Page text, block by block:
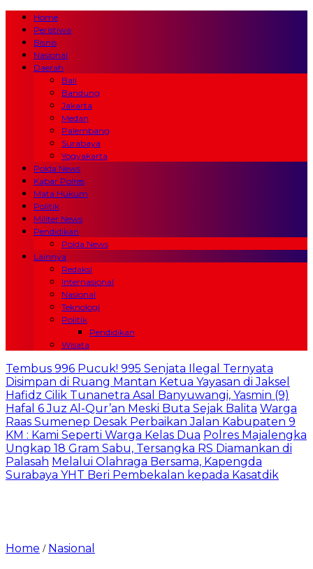
Home
Peristiwa
Bisnis
Nasional
Daerah
Bali
Bandung
Jakarta
Medan
Palembang
Surabaya
Yogyakarta
Polda News
Kabar Polres
Mata Hukum
Politik
Militer News
Pendidikan
Polda News
Lainnya
Redaksi
Internasional
Nasional
Teknologi
Politik
Pendidikan
Wisata
Tembus 996 Pucuk! 995 Senjata Ilegal Ternyata
Disimpan di Ruang Mantan Ketua Yayasan di Jaksel
Hafidz Cilik Tunanetra Asal Banyuwangi, Yasmin (9)
Hafal 6 Juz Al-Qur’an Meski Buta Sejak Balita Warga
Raas Sumenep Desak Perbaikan Jalan Kabupaten 9
KM : Kami Seperti Warga Kelas Dua Polres Majalengka
Ungkap 18 Gram Sabu, Tersangka RS Diamankan di
Palasah Melalui Olahraga Bersama, Kapengda
Surabaya YHT Beri Pembekalan kepada Kasatdik
Home / Nasional